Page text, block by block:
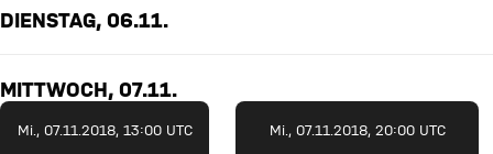
DIENSTAG, 06.11.
MITTWOCH, 07.11.
Mi., 07.11.2018, 13:00 UTC Mi., 07.11.2018, 20:00 UTC